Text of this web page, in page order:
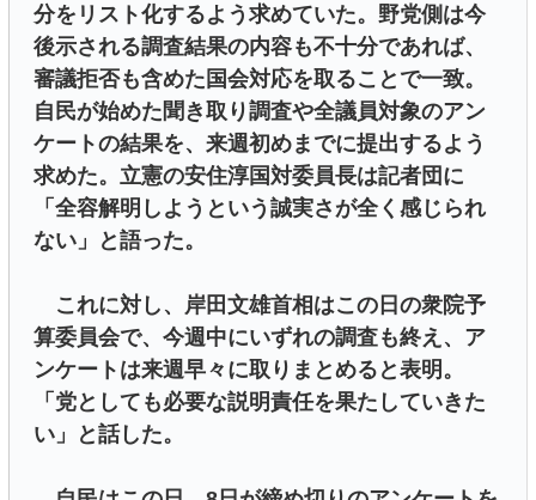
分をリスト化するよう求めていた。野党側は今
後示される調査結果の内容も不十分であれば、
審議拒否も含めた国会対応を取ることで一致。
自民が始めた聞き取り調査や全議員対象のアン
ケートの結果を、来週初めまでに提出するよう
求めた。立憲の安住淳国対委員長は記者団に
「全容解明しようという誠実さが全く感じられ
ない」と語った。
これに対し、岸田文雄首相はこの日の衆院予
算委員会で、今週中にいずれの調査も終え、ア
ンケートは来週早々に取りまとめると表明。
「党としても必要な説明責任を果たしていきた
い」と話した。